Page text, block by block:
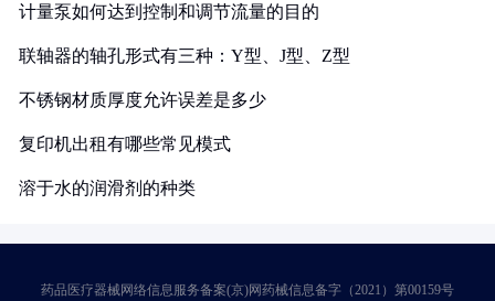
计量泵如何达到控制和调节流量的目的
联轴器的轴孔形式有三种：Y型、J型、Z型
不锈钢材质厚度允许误差是多少
复印机出租有哪些常见模式
溶于水的润滑剂的种类
药品医疗器械网络信息服务备案(京)网药械信息备字（2021）第00159号